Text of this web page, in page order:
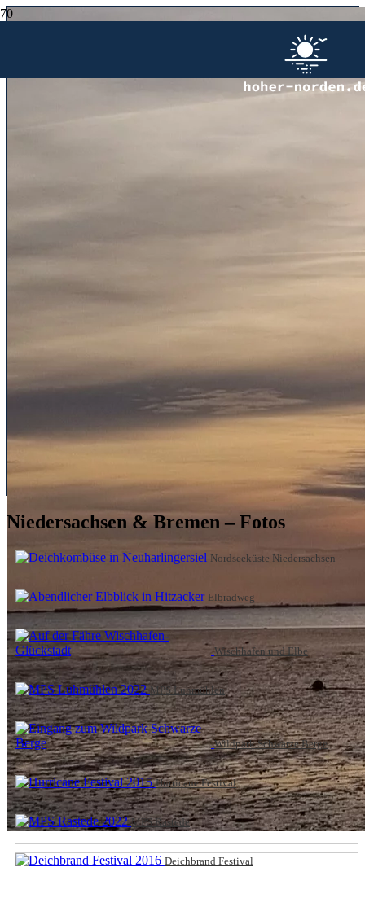
Niedersachsen & Bremen – Fotos
Nordseeküste Niedersachsen
Elbradweg
Wischhafen und Elbe
MPS Luhmühlen
Wildpark Schwarze Berge
Hurricane Festival
MPS Rastede
Deichbrand Festival